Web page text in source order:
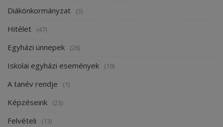
Diákönkormányzat (3)
Hitélet (47)
Egyházi ünnepek (26)
Iskolai egyházi események (19)
A tanév rendje (1)
Képzéseink (23)
Felvételi (13)